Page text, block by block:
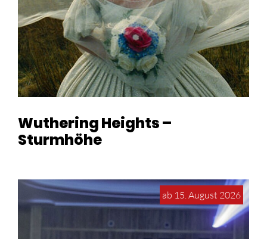
Wuthering Heights –
Sturmhöhe
ab 15. August 2026